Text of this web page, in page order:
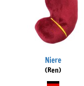
Niere
(Ren)